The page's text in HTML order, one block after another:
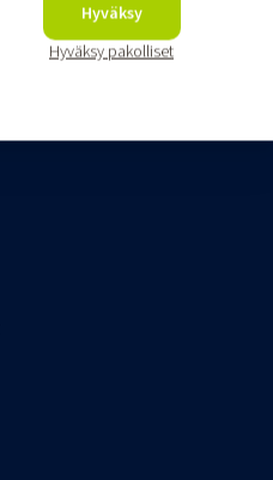
Hyväksy
Hyväksy pakolliset